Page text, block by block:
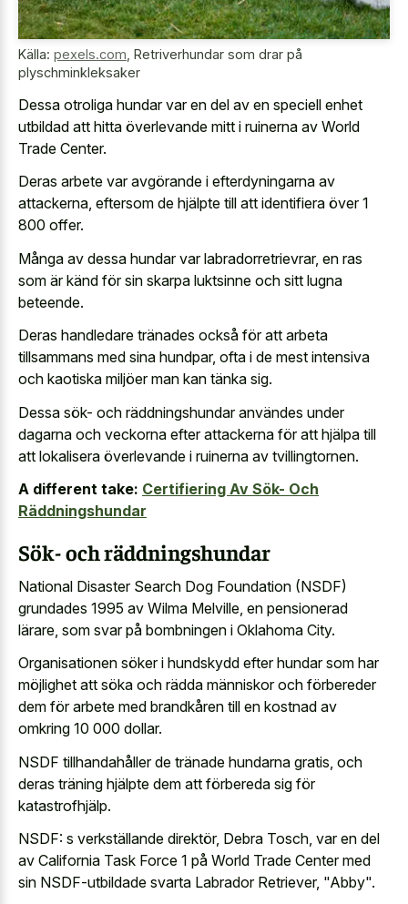
Källa: pexels.com Retriverhundar som drar på
plyschminkleksaker
Dessa otroliga hundar var en del av en speciell enhet
utbildad att hitta överlevande mitt i ruinerna av World
Trade Center.
Deras arbete var avgörande i efterdyningarna av
attackerna, eftersom de hjälpte till att identifiera över 1
800 offer.
Många av dessa hundar var labradorretrievrar, en ras
som är känd för sin skarpa luktsinne och sitt lugna
beteende.
Deras handledare tränades också för att arbeta
tillsammans med sina hundpar, ofta i de mest intensiva
och kaotiska miljöer man kan tänka sig.
Dessa sök- och räddningshundar användes under
dagarna och veckorna efter attackerna för att hjälpa till
att lokalisera överlevande i ruinerna av tvillingtornen.
A different take: Certifiering Av Sök- Och
Räddningshundar
Sök- och räddningshundar
National Disaster Search Dog Foundation (NSDF)
grundades 1995 av Wilma Melville, en pensionerad
lärare, som svar på bombningen i Oklahoma City.
Organisationen söker i hundskydd efter hundar som har
möjlighet att söka och rädda människor och förbereder
dem för arbete med brandkåren till en kostnad av
omkring 10 000 dollar.
NSDF tillhandahåller de tränade hundarna gratis, och
deras träning hjälpte dem att förbereda sig för
katastrofhjälp.
NSDF: s verkställande direktör, Debra Tosch, var en del
av California Task Force 1 på World Trade Center med
sin NSDF-utbildade svarta Labrador Retriever, "Abby".